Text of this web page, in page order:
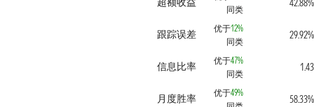
同类
42.88%
跟踪误差 优于12%
同类
29.92%
信息比率 优于47%
同类
1.43
月度胜率 优于49%
58.33%